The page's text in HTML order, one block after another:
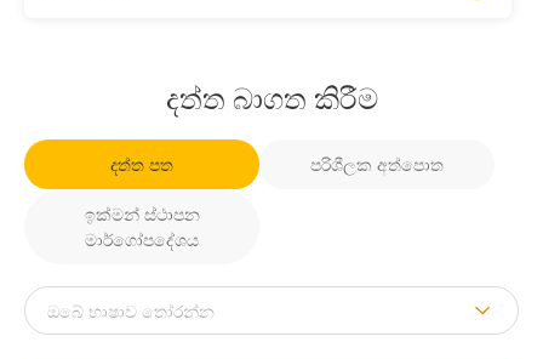
දත්ත බාගත කිරීම
දත්ත පත පරිශීලක අත්පොත
ඉක්මන් ස්ථාපන
මාර්ගෝපදේශය